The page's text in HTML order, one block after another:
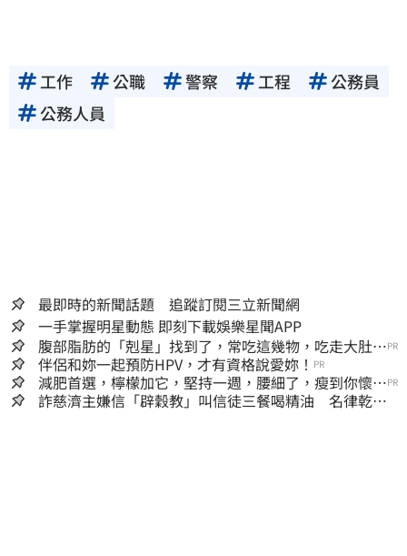
工作 公職 警察 工程
公務員
公務人員
最即時的新聞話題 追蹤訂閱三立新聞網
一手掌握明星動態 即刻下載娛樂星聞APP
腹部脂肪的「剋星」找到了，常吃這幾物，吃走大肚
囊，瘦出小蠻腰
PR
伴侶和妳一起預防HPV，才有資格說愛妳！ PR
減肥首選，檸檬加它，堅持一週，腰細了，瘦到你懷疑
人生
PR
詐慈濟主嫌信「辟穀教」叫信徒三餐喝精油 名律乾女